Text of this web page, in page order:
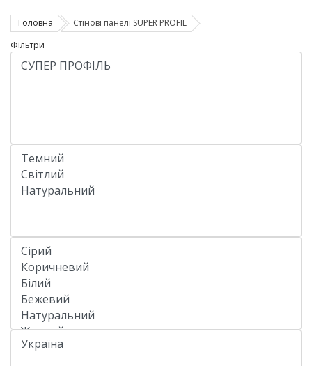
Головна
Стінові панелі SUPER PROFIL
Фільтри